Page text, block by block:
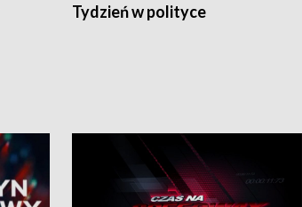
Tydzień w polityce